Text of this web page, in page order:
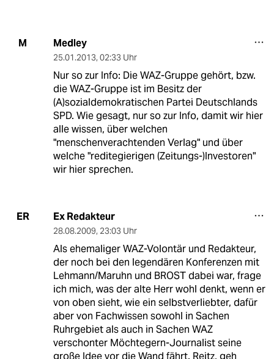
M Medley
25.01.2013, 02:33 Uhr
Nur so zur Info: Die WAZ-Gruppe gehört, bzw.
die WAZ-Gruppe ist im Besitz der
(A)sozialdemokratischen Partei Deutschlands
SPD. Wie gesagt, nur so zur Info, damit wir hier
alle wissen, über welchen
"menschenverachtenden Verlag" und über
welche "reditegierigen (Zeitungs-)Investoren"
wir hier sprechen.
ER Ex Redakteur
28.08.2009, 23:03 Uhr
Als ehemaliger WAZ-Volontär und Redakteur,
der noch bei den legendären Konferenzen mit
Lehmann/Maruhn und BROST dabei war, frage
ich mich, was der alte Herr wohl denkt, wenn er
von oben sieht, wie ein selbstverliebter, dafür
aber von Fachwissen sowohl in Sachen
Ruhrgebiet als auch in Sachen WAZ
verschonter Möchtegern-Journalist seine
große Idee vor die Wand fährt. Reitz, geh